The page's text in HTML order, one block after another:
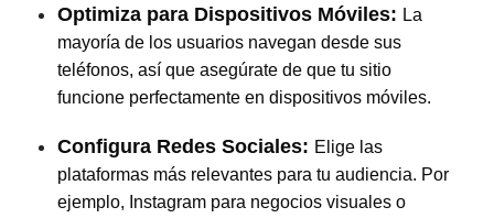
Optimiza para Dispositivos Móviles: La
mayoría de los usuarios navegan desde sus
teléfonos, así que asegúrate de que tu sitio
funcione perfectamente en dispositivos móviles.
Configura Redes Sociales: Elige las
plataformas más relevantes para tu audiencia. Por
ejemplo, Instagram para negocios visuales o